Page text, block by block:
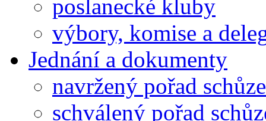
poslanecké kluby
výbory, komise a
Jednání a dokumenty
navržený pořad schůze
schválený pořad